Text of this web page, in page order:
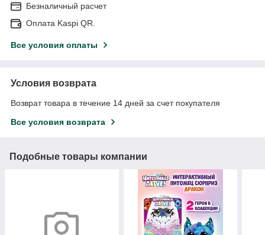
Безналичный расчет
Оплата Kaspi QR.
Все условия оплаты
Условия возврата
Возврат товара в течение 14 дней за счет покупателя
Все условия возврата
Подобные товары компании